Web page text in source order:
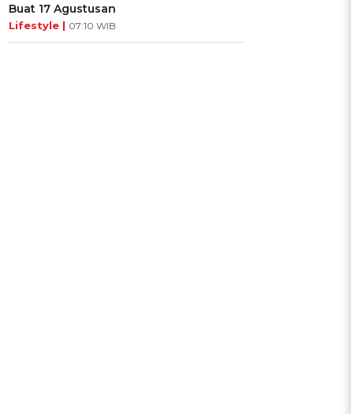
Buat 17 Agustusan
Lifestyle | 07:10 WIB